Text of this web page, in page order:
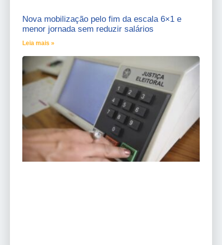
Nova mobilização pelo fim da escala 6×1 e
menor jornada sem reduzir salários
Leia mais »